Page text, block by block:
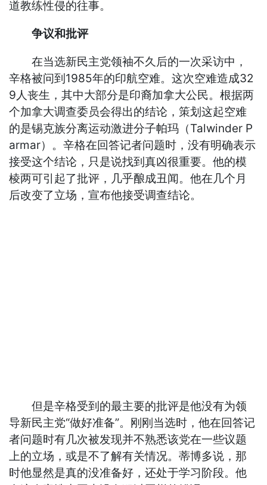
道教练性侵的往事。
争议和批评
在当选新民主党领袖不久后的一次采访中，
辛格被问到1985年的印航空难。这次空难造成32
9人丧生，其中大部分是印裔加拿大公民。根据两
个加拿大调查委员会得出的结论，策划这起空难
的是锡克族分离运动激进分子帕玛（Talwinder P
armar）。辛格在回答记者问题时，没有明确表示
接受这个结论，只是说找到真凶很重要。他的模
棱两可引起了批评，几乎酿成丑闻。他在几个月
后改变了立场，宣布他接受调查结论。
但是辛格受到的最主要的批评是他没有为领
导新民主党“做好准备”。刚刚当选时，他在回答记
者问题时有几次被发现并不熟悉该党在一些议题
上的立场，或是不了解有关情况。蒂博多说，那
时他显然是真的没准备好，还处于学习阶段。他